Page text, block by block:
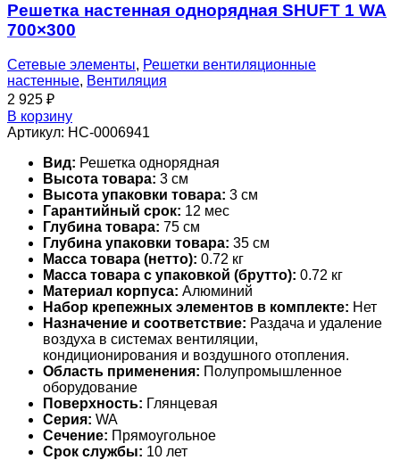
Решетка настенная однорядная SHUFT 1 WA
700×300
Сетевые элементы, Решетки вентиляционные
настенные, Вентиляция
2 925 ₽
В корзину
Артикул: НС-0006941
Вид: Решетка однорядная
Высота товара: 3 см
Высота упаковки товара: 3 см
Гарантийный срок: 12 мес
Глубина товара: 75 см
Глубина упаковки товара: 35 см
Масса товара (нетто): 0.72 кг
Масса товара с упаковкой (брутто): 0.72 кг
Материал корпуса: Алюминий
Набор крепежных элементов в комплекте: Нет
Назначение и соответствие: Раздача и удаление
воздуха в системах вентиляции,
кондиционирования и воздушного отопления.
Область применения: Полупромышленное
оборудование
Поверхность: Глянцевая
Серия: WA
Сечение: Прямоугольное
Срок службы: 10 лет